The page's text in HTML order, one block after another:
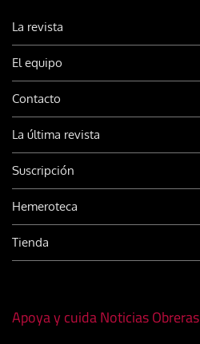
La revista
El equipo
Contacto
La última revista
Suscripción
Hemeroteca
Tienda
Apoya y cuida Noticias Obreras